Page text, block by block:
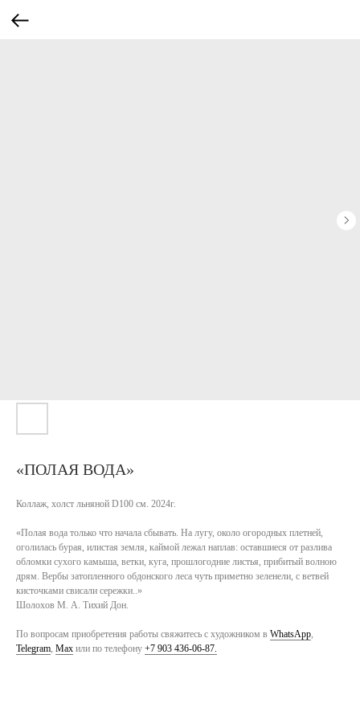
«ПОЛАЯ ВОДА»
Коллаж, холст льняной D100 см. 2024г.
«Полая вода только что начала сбывать. На лугу, около огородных плетней,
оголилась бурая, илистая земля, каймой лежал наплав: оставшиеся от разлива
обломки сухого камыша, ветки, куга, прошлогодние листья, прибитый волною
дрям. Вербы затопленного обдонского леса чуть приметно зеленели, с ветвей
кисточками свисали сережки..»
Шолохов М. А. Тихий Дон.
По вопросам приобретения работы свяжитесь с художником в WhatsApp,
Telegram, Max или по телефону +7 903 436-06-87.